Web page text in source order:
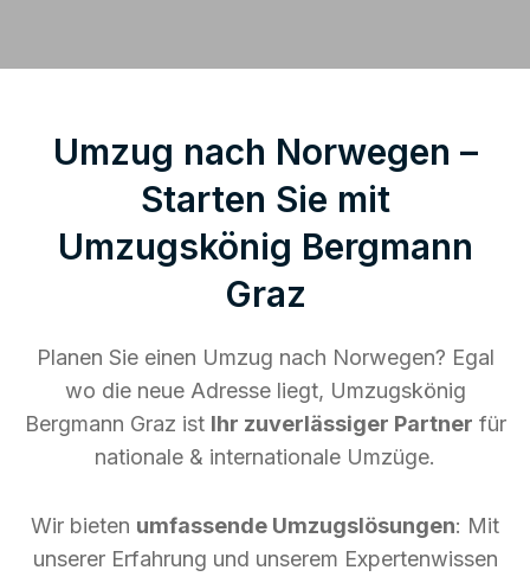
Umzug nach Norwegen –
Starten Sie mit
Umzugskönig Bergmann
Graz
Planen Sie einen Umzug nach Norwegen? Egal
wo die neue Adresse liegt, Umzugskönig
Bergmann Graz ist Ihr zuverlässiger Partner für
nationale & internationale Umzüge.
Wir bieten umfassende Umzugslösungen: Mit
unserer Erfahrung und unserem Expertenwissen